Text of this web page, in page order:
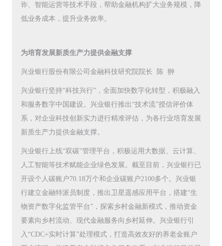
诈、智能运营等技术手段，帮助金融机构扩大业务规模，降
低业务成本，提升业务效率。
为培育发展新质生产力提供金融支撑
兴业银行股份有限公司金融科技研究院院长 陈 翀
兴业银行坚持“科技兴行”，全面加快数字化转型，积极融入
和服务数字中国建设。兴业银行推出“技术流”授信评价体
系，对企业科技创新实力进行精准评估，为各行业培育发展
新质生产力提供金融支撑。
兴业银行上线“双碳”管理平台，积极运用大数据、云计算、
人工智能等技术赋能企业绿色发展。截至目前，兴业银行已
开设个人碳账户70.18万个和企业碳账户2100多个。兴业银
行建立金融特派员制度，推出卫星遥感应用平台，搭建“生
物资产数字化监管平台”，探索乡村金融新模式，推动资金
要素向乡村流动、现代金融服务向乡村延伸。兴业银行引
入“CDC+实时计算”处理模式，打造高效友好的养老金账户